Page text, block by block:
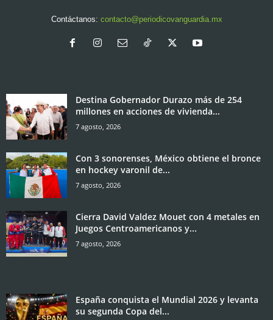
Contáctanos: contacto@periodicovanguardia.mx
Destina Gobernador Durazo más de 254
millones en acciones de vivienda...
7 agosto, 2026
Con 3 sonorenses, México obtiene el bronce
en hockey varonil de...
7 agosto, 2026
Cierra David Valdez Mouet con 4 metales en
Juegos Centroamericanos y...
7 agosto, 2026
España conquista el Mundial 2026 y levanta
su segunda Copa del...